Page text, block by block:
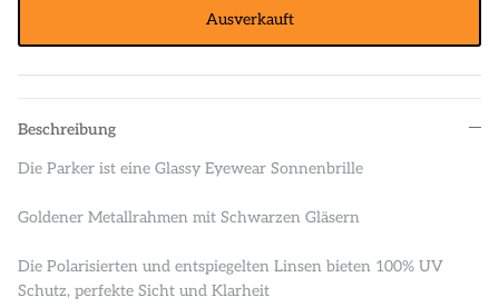
Ausverkauft
Beschreibung
Die Parker ist eine Glassy Eyewear Sonnenbrille
Goldener Metallrahmen mit Schwarzen Gläsern
Die Polarisierten und entspiegelten Linsen bieten 100% UV
Schutz, perfekte Sicht und Klarheit